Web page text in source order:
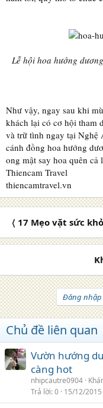
Lễ hội hoa hướng
Như vậy, ngay sau khi
khách lại có cơ hội tham
và trữ tình ngay tại Nghệ
cánh đồng hoa hướng
ong mật say hoa quên cả
Thiencam Travel
thiencamtravel.vn
〈 17 Mẹo vặt sức
Đăng
Chủ đề liên quan
Vườn hướng
càng hot
nhipcautre0904
Trả lời 0 15/12/2015